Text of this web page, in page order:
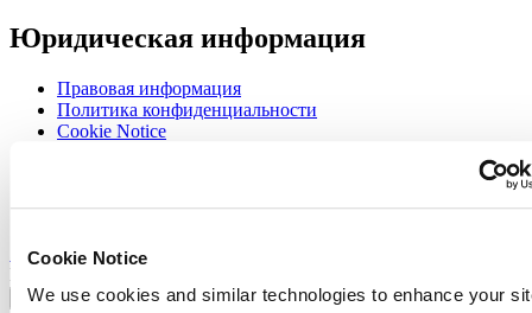
Cookie Notice
We use cookies and similar technologies to enhance your
Юридическая информация
Правовая информация
Политика конфиденциальности
Cookie Notice
Sign up
Выбрать страну/регион
Переключатель языка